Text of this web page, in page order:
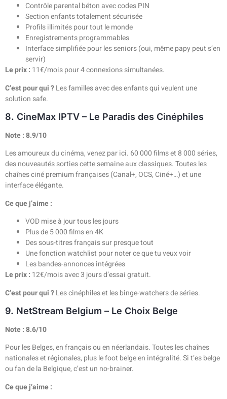
Contrôle parental béton avec codes PIN
Section enfants totalement sécurisée
Profils illimités pour tout le monde
Enregistrements programmables
Interface simplifiée pour les seniors (oui, même papy peut s’en
servir)
Le prix : 11€/mois pour 4 connexions simultanées.
C’est pour qui ?Les familles avec des enfants qui veulent une
solution safe.
8. CineMax IPTV – Le Paradis des Cinéphiles
Note : 8.9/10
Les amoureux du cinéma, venez par ici. 60 000 films et 8 000 séries,
des nouveautés sorties cette semaine aux classiques. Toutes les
chaînes ciné premium françaises (Canal+, OCS, Ciné+…) et une
interface élégante.
Ce que j’aime :
VOD mise à jour tous les jours
Plus de 5 000 films en 4K
Des sous-titres français sur presque tout
Une fonction watchlist pour noter ce que tu veux voir
Les bandes-annonces intégrées
Le prix : 12€/mois avec 3 jours d’essai gratuit.
C’est pour qui ?Les cinéphiles et les binge-watchers de séries.
9. NetStream Belgium – Le Choix Belge
Note : 8.6/10
Pour les Belges, en français ou en néerlandais. Toutes les chaînes
nationales et régionales, plus le foot belge en intégralité. Si t’es belge
ou fan de la Belgique, c’est un no-brainer.
Ce que j’aime :